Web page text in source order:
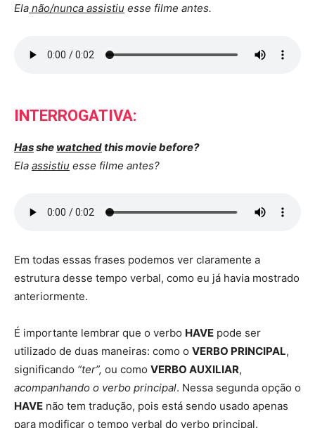
Ela não/nunca assistiu esse filme antes.
INTERROGATIVA:
Hasshe watchedthis movie before?
Ela assistiu esse filme antes?
Em todas essas frases podemos ver claramente a
estrutura desse tempo verbal, como eu já havia mostrado
anteriormente.
É importante lembrar que o verbo HAVE pode ser
utilizado de duas maneiras: como o VERBO PRINCIPAL,
significando “ter”, ou como VERBO AUXILIAR,
acompanhando o verbo principal. Nessa segunda opção o
HAVE não tem tradução, pois está sendo usado apenas
para modificar o tempo verbal do verbo principal.